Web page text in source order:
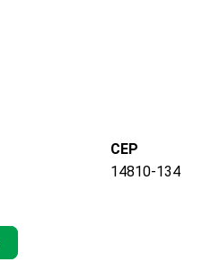
CEP
14810-134